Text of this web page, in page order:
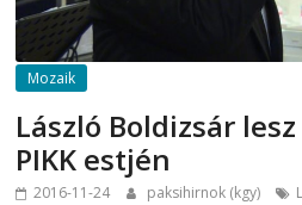
Mozaik
László Boldizsár
PIKK estjén
2016-11-24 paksihirnok (kgy)